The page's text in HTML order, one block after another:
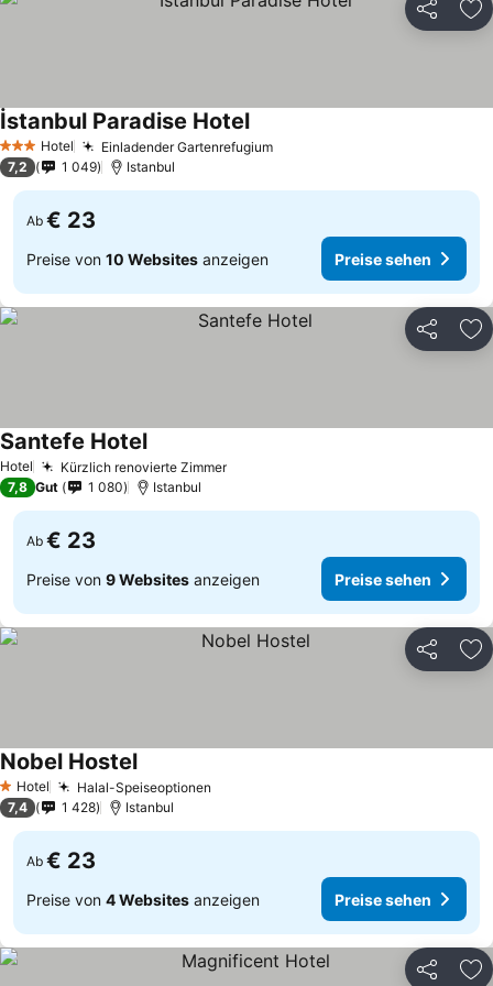
Teilen
3 SterneHotel Einladender Gartenrefugium
İstanbul Paradise Hotel
7,2 1 049 Istanbul
Ab € 23
Preise von 10 Websites anzeigen Preise sehen
Teilen
Hotel Kürzlich renovierte Zimmer
Santefe Hotel
7,8 Gut 1 080 Istanbul
Ab € 23
Preise von 9 Websites anzeigen Preise sehen
Teilen
1 Sterne
Hotel Halal-Speiseoptionen
Nobel Hostel
7,4 1 428 Istanbul
Ab € 23
Preise von 4 Websites anzeigen Preise sehen
Teilen